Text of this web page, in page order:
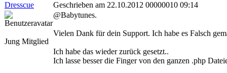
Dresscue
Geschrieben am 22.10.2012 00000010 09:14
Jung Mitglied
@Babytunes.
Vielen Dank für dein Support. Ich habe es Falsch
Ich habe das wieder zurück gesetzt..
Ich lasse besser die Finger von den ganzen .php